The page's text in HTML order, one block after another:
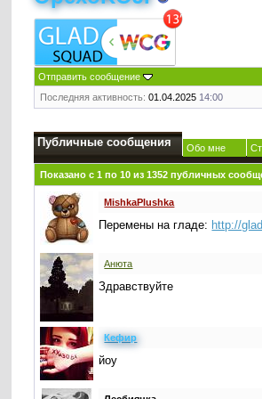
Отправить сообщение
Последняя активность: 01.04.2025 14:00
Публичные сообщения Обо мне
Показано с 1 по10 из1352 публичных
MishkaPlushka
Перемены на гладе: http://
Анюта
Здравствуйте
Кефир
йоу